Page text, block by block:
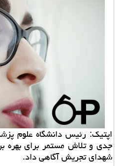
اپتیك: رئیس دانشگاه علوم
جدی و تلاش مستمر برای بهره
شهدای تجریش آگاهی داد.